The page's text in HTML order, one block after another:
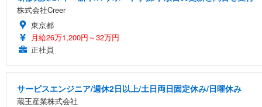
株式会社Creer
東京都
月給26万1,200円～32万円
正社員
サービスエンジニア/週休2日以上/土日両日固定休み/日曜休み
蔵王産業株式会社